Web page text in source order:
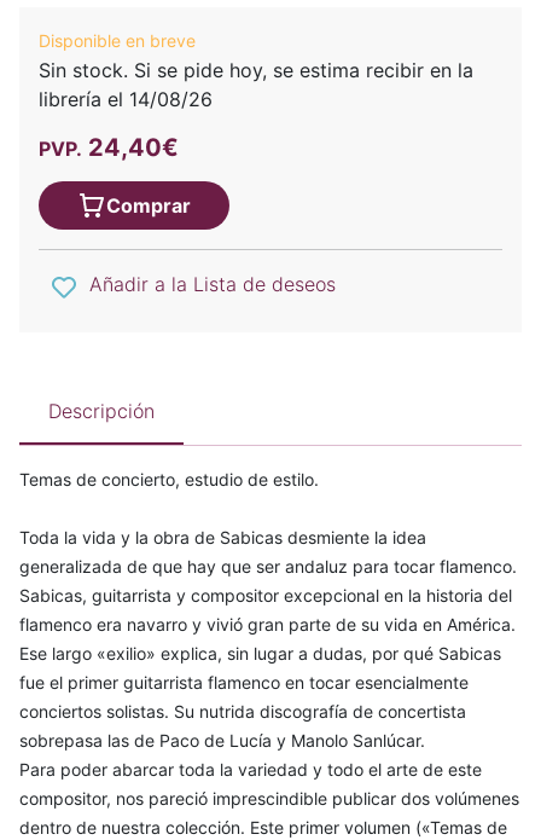
Disponible en breve
Sin stock. Si se pide hoy, se estima recibir en la
librería el 14/08/26
PVP. 24,40€
Comprar
Añadir a la Lista de deseos
Descripción
Temas de concierto, estudio de estilo.
Toda la vida y la obra de Sabicas desmiente la idea
generalizada de que hay que ser andaluz para tocar flamenco.
Sabicas, guitarrista y compositor excepcional en la historia del
flamenco era navarro y vivió gran parte de su vida en América.
Ese largo «exilio» explica, sin lugar a dudas, por qué Sabicas
fue el primer guitarrista flamenco en tocar esencialmente
conciertos solistas. Su nutrida discografía de concertista
sobrepasa las de Paco de Lucía y Manolo Sanlúcar.
Para poder abarcar toda la variedad y todo el arte de este
compositor, nos pareció imprescindible publicar dos volúmenes
dentro de nuestra colección. Este primer volumen («Temas de